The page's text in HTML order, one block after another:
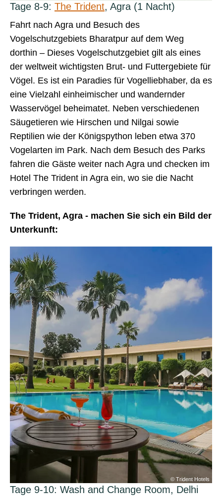
Tage 8-9: The Trident, Agra (1 Nacht)
Fahrt nach Agra und Besuch des
Vogelschutzgebiets Bharatpur auf dem Weg
dorthin – Dieses Vogelschutzgebiet gilt als eines
der weltweit wichtigsten Brut- und Futtergebiete für
Vögel. Es ist ein Paradies für Vogelliebhaber, da es
eine Vielzahl einheimischer und wandernder
Wasservögel beheimatet. Neben verschiedenen
Säugetieren wie Hirschen und Nilgai sowie
Reptilien wie der Königspython leben etwa 370
Vogelarten im Park. Nach dem Besuch des Parks
fahren die Gäste weiter nach Agra und checken im
Hotel The Trident in Agra ein, wo sie die Nacht
verbringen werden.
The Trident, Agra - machen Sie sich ein Bild der
Unterkunft:
Previous
© Trident Hotels
Next
Tage 9-10: Wash and Change Room, Delhi